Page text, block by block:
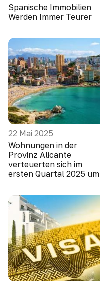
Spanische Immobilien
Werden Immer Teurer
22 Mai 2025
Wohnungen in der
Provinz Alicante
verteuerten sich im
ersten Quartal 2025 um